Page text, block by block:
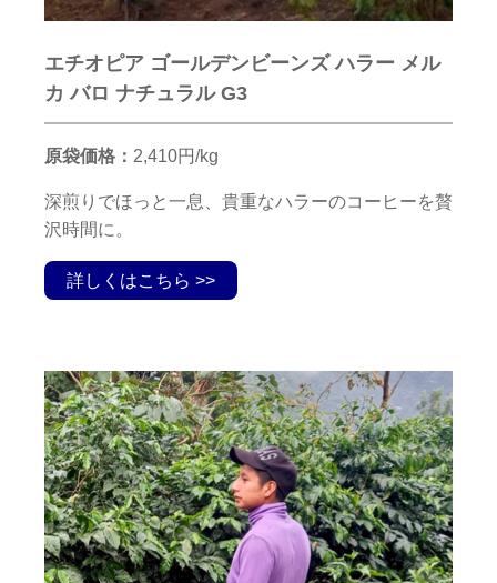
エチオピア ゴールデンビーンズ ハラー メル
カ バロ ナチュラル G3
原袋価格： 2,410円/kg
深煎りでほっと一息、貴重なハラーのコーヒーを贅
沢時間に。
詳しくはこちら >>